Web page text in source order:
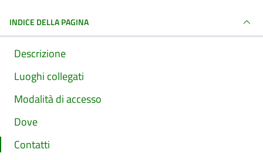
INDICE DELLA PAGINA
Descrizione
Luoghi collegati
Modalità di accesso
Dove
Contatti